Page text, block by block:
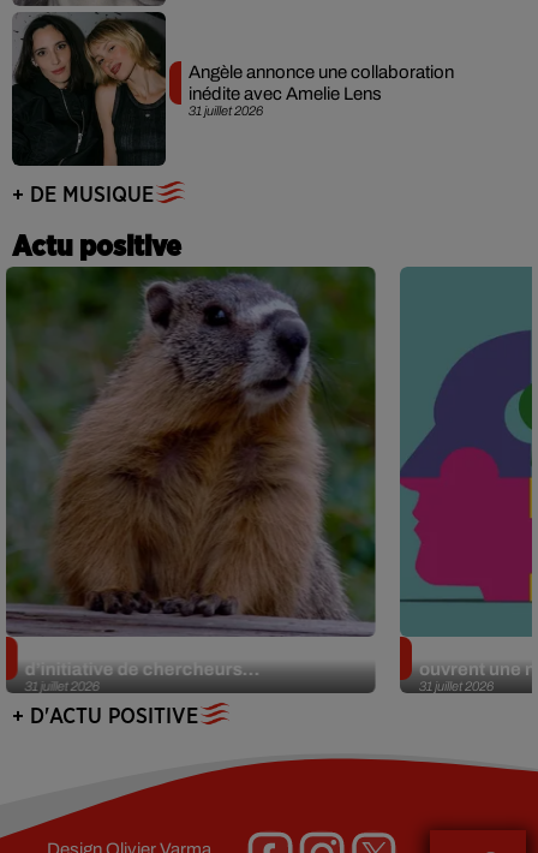
31 juillet 2026
Angèle annonce une collaboration
inédite avec Amelie Lens
+ DE MUSIQUE
Actu positive
31 juillet 2026
d’initiative de chercheurs...
31 juillet 2026
ouvrent une
+ D'ACTU POSITIVE
DesignOlivier Varma